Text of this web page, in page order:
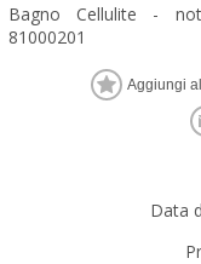
Bagno Cellulite -
81000201
Data